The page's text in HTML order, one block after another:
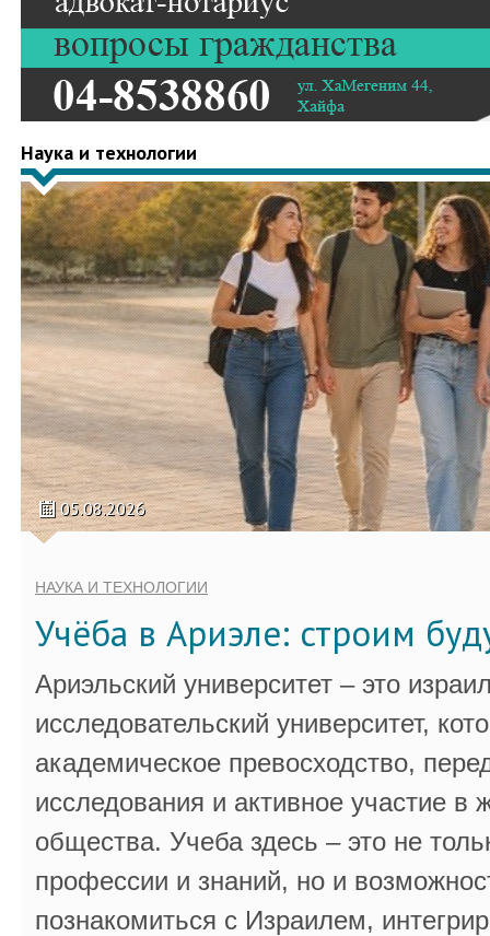
Наука и технологии
05.08.2026
НАУКА И ТЕХНОЛОГИИ
Учёба в Ариэле: строим
Ариэльский университет – это
исследовательский университет,
академическое превосходство,
исследования и активное участие в
общества. Учеба здесь – это не
профессии и знаний, но и
познакомиться с Израилем,